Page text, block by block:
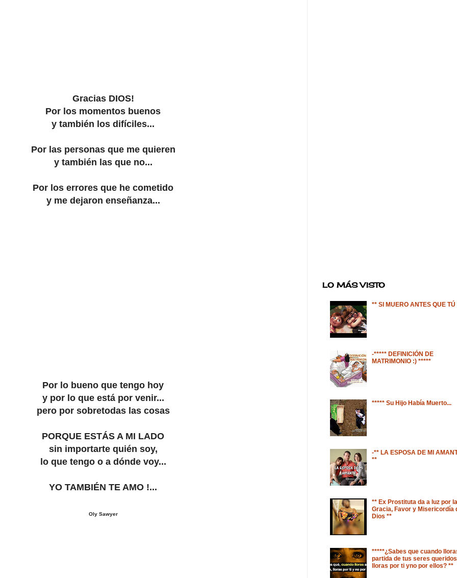
Gracias DIOS!
Por los momentos buenos
y también los difíciles...
Por las personas que me quieren
y también las que no...
Por los errores que he cometido
y me dejaron enseñanza...
Por lo bueno que tengo hoy
y por lo que está por venir...
pero por sobretodas las cosas
PORQUE ESTÁS A MI LADO
sin importarte quién soy,
lo que tengo o a dónde voy...
YO TAMBIÉN TE AMO !...
Oly Sawyer
LO MÁS VISTO
** SI MUERO ANTES QUE TÚ
-***** DEFINICIÓN DE
MATRIMONIO :) *****
***** Su Hijo Había Muerto...
-** LA ESPOSA DE MI
**
** Ex Prostituta da a luz por la
Gracia, Favor y Misericordía
Dios **
*****¿Sabes que cuando
partida de tus seres
lloras por ti yno por ellos? **